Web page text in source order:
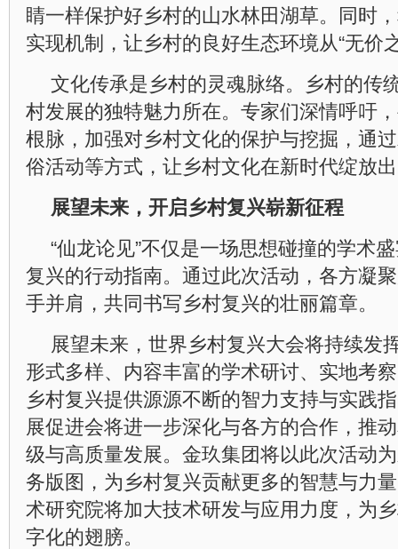
睛一样保护好乡村的山水林田湖草。同时
实现机制，让乡村的良好生态环境从“无价
文化传承是乡村的灵魂脉络。乡村的传
村发展的独特魅力所在。专家们深情呼吁
根脉，加强对乡村文化的保护与挖掘，通
俗活动等方式，让乡村文化在新时代绽放
展望未来，开启乡村复兴崭新征程
“仙龙论见”不仅是一场思想碰撞的学术
复兴的行动指南。通过此次活动，各方凝
手并肩，共同书写乡村复兴的壮丽篇章。
展望未来，世界乡村复兴大会将持续发
形式多样、内容丰富的学术研讨、实地考
乡村复兴提供源源不断的智力支持与实践
展促进会将进一步深化与各方的合作，推
级与高质量发展。金玖集团将以此次活动
务版图，为乡村复兴贡献更多的智慧与力
术研究院将加大技术研发与应用力度，为
字化的翅膀。